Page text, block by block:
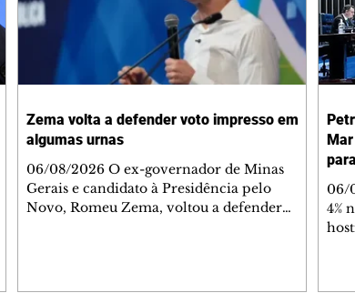
Zema volta a defender voto impresso em
algumas urnas
06/08/2026 O ex-governador de Minas
Gerais e candidato à Presidência pelo
Novo, Romeu Zema, voltou a defender
06/
4%